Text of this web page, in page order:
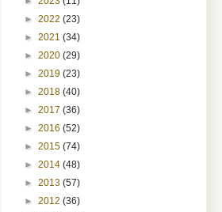
► 2022 (23)
► 2021 (34)
► 2020 (29)
► 2019 (23)
► 2018 (40)
► 2017 (36)
► 2016 (52)
► 2015 (74)
► 2014 (48)
► 2013 (57)
► 2012 (36)